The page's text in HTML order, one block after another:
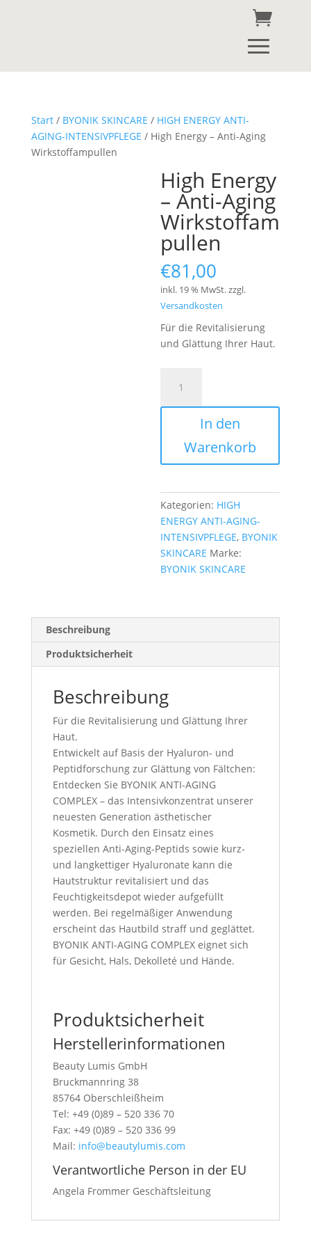
Start/ BYONIK SKINCARE / HIGH ENERGY ANTI-
AGING-INTENSIVPFLEGE / High Energy – Anti-Aging
Wirkstoffampullen
High Energy
– Anti-Aging
Wirkstoffam
pullen
€81,00
inkl. 19 % MwSt.zzgl.
Versandkosten
Für die Revitalisierung
und Glättung Ihrer Haut.
Energy
-
Aging
Wirkstoffampullen
In den
Warenkorb
Kategorien: HIGH
ENERGY ANTI-AGING-
INTENSIVPFLEGE, BYONIK
SKINCARE Marke:
BYONIK SKINCARE
Beschreibung
Produktsicherheit
Beschreibung
Für die Revitalisierung und Glättung Ihrer
Haut.
Entwickelt auf Basis der Hyaluron- und
Peptidforschung zur Glättung von Fältchen:
Entdecken Sie BYONIK ANTI-AGING
COMPLEX – das Intensivkonzentrat unserer
neuesten Generation ästhetischer
Kosmetik. Durch den Einsatz eines
speziellen Anti-Aging-Peptids sowie kurz-
und langkettiger Hyaluronate kann die
Hautstruktur revitalisiert und das
Feuchtigkeitsdepot wieder aufgefüllt
werden. Bei regelmäßiger Anwendung
erscheint das Hautbild straff und geglättet.
BYONIK ANTI-AGING COMPLEX eignet sich
für Gesicht, Hals, Dekolleté und Hände.
Produktsicherheit
Herstellerinformationen
Beauty Lumis GmbH
Bruckmannring 38
85764 Oberschleißheim
Tel: +49 (0)89 – 520 336 70
Fax: +49 (0)89 – 520 336 99
Mail: info@beautylumis.com
Verantwortliche Person in der EU
Angela Frommer Geschäftsleitung